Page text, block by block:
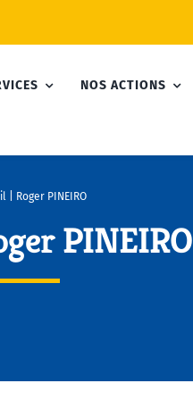
NOS ACTIONS
| Roger PINEIRO
PINEIRO